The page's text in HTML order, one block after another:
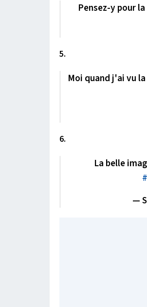
Pensez-y pour
5.
Moi quand j'ai vu la
6.
La belle
—